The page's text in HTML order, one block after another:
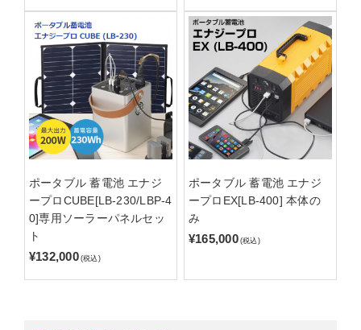
ポータブル 蓄電池 エナジ
ープロCUBE[LB-230/LBP-4
0]専用ソーラーパネルセッ
ト
¥132,000 (税込)
ポータブル 蓄電池 エナジ
ープロEX[LB-400] 本体の
み
¥165,000 (税込)